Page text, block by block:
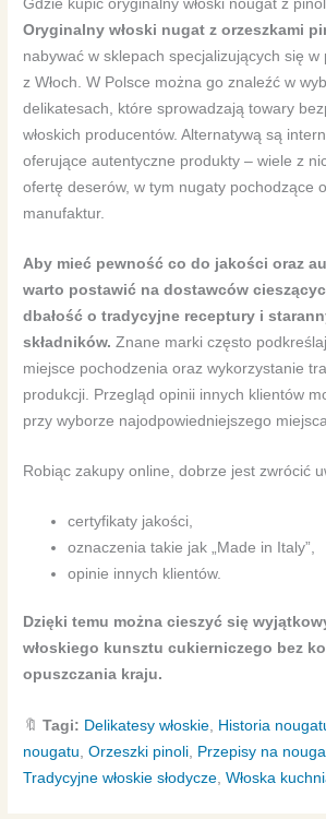
Gdzie kupić oryginalny włoski nougat z
Oryginalny włoski nugat z orzeszkami
nabywać w sklepach specjalizujących się
z Włoch. W Polsce można go znaleźć w
delikatesach, które sprowadzają towary
włoskich producentów. Alternatywą są
oferujące autentyczne produkty – wiele z
ofertę deserów, w tym nugaty pochodzące
manufaktur.
Aby mieć pewność co do jakości oraz
warto postawić na dostawców
dbałość o tradycyjne receptury i
składników. Znane marki często
miejsce pochodzenia oraz wykorzystanie
produkcji. Przegląd opinii innych klientów
przy wyborze najodpowiedniejszego
Robiąc zakupy online, dobrze jest zwrócić
certyfikaty jakości,
oznaczenia takie jak „Made in Italy”,
opinie innych klientów.
Dzięki temu można cieszyć się
włoskiego kunsztu cukierniczego bez
opuszczania kraju.
🔖Tagi: Delikatesy włoskie Historia
nougatu ,Orzeszki pinoli Przepisy na
Tradycyjne włoskie słodycze ,Włoska